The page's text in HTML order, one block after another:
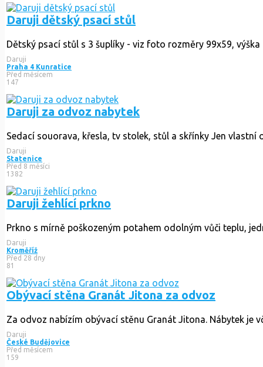
Daruji dětský psací stůl
Dětský psací stůl s 3 šuplíky - viz foto rozměry 99x59, výška
Daruji
Praha 4 Kunratice
Před měsícem
147
Daruji za odvoz nabytek
Sedací souorava, křesla, tv stolek, stůl a skřínky Jen vlastní
Daruji
Statenice
Před 8 měsíci
1382
Daruji žehlící prkno
Prkno s mírně poškozeným potahem odolným vůči teplu,
Daruji
Kroměříž
Před 28 dny
81
Obývací stěna Granát Jitona za odvoz
Za odvoz nabízím obývací stěnu Granát Jitona. Nábytek je
Daruji
České Budějovice
Před měsícem
159